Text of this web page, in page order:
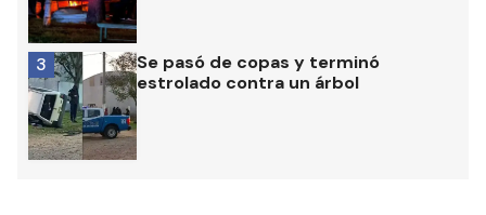
Se pasó de copas y terminó
estrolado contra un árbol
3